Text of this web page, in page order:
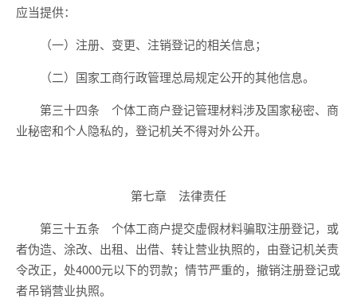
应当提供：
（一）注册、变更、注销登记的相关信息；
（二）国家工商行政管理总局规定公开的其他信息。
第三十四条 个体工商户登记管理材料涉及国家秘密、商
业秘密和个人隐私的，登记机关不得对外公开。
第七章 法律责任
第三十五条 个体工商户提交虚假材料骗取注册登记，或
者伪造、涂改、出租、出借、转让营业执照的，由登记机关责
令改正，处4000元以下的罚款；情节严重的，撤销注册登记或
者吊销营业执照。